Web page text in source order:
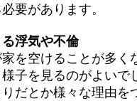
要があります。
浮気や不倫
を空けることが多く
子を見るのがよい
だとか様々な理由